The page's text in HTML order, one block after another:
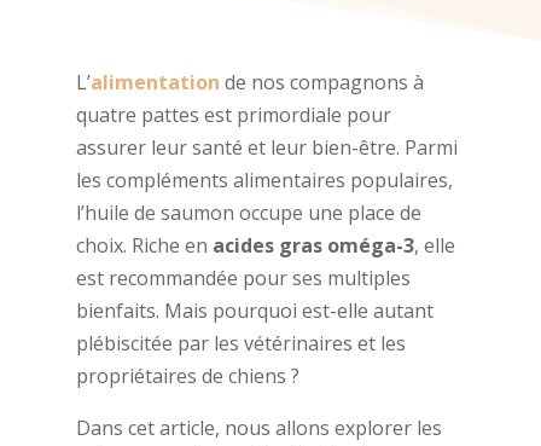
L’alimentation de nos compagnons à
quatre pattes est primordiale pour
assurer leur santé et leur bien-être. Parmi
les compléments alimentaires populaires,
l’huile de saumon occupe une place de
choix. Riche en acides gras oméga-3, elle
est recommandée pour ses multiples
bienfaits. Mais pourquoi est-elle autant
plébiscitée par les vétérinaires et les
propriétaires de chiens ?
Dans cet article, nous allons explorer les